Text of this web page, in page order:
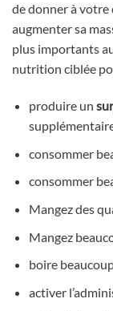
de donner à
augmenter sa
plus importants
nutrition ciblée
produire un
consommer
consommer
Mangez des
Mangez
boire beaucoup
activer